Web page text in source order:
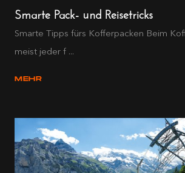
Smarte Pack- und Reisetricks
Smarte Tipps fürs Kofferpacken Beim
meist jeder f ...
MEHR